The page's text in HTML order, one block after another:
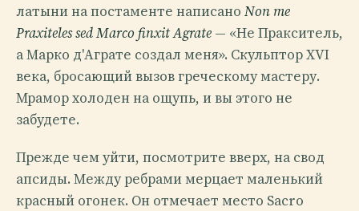
латыни на постаменте написано Non me
Praxiteles sed Marco finxit Agrate — «Не Пракситель,
а Марко д'Аграте создал меня». Скульптор XVI
века, бросающий вызов греческому мастеру.
Мрамор холоден на ощупь, и вы этого не
забудете.
Прежде чем уйти, посмотрите вверх, на свод
апсиды. Между ребрами мерцает маленький
красный огонек. Он отмечает место Sacro